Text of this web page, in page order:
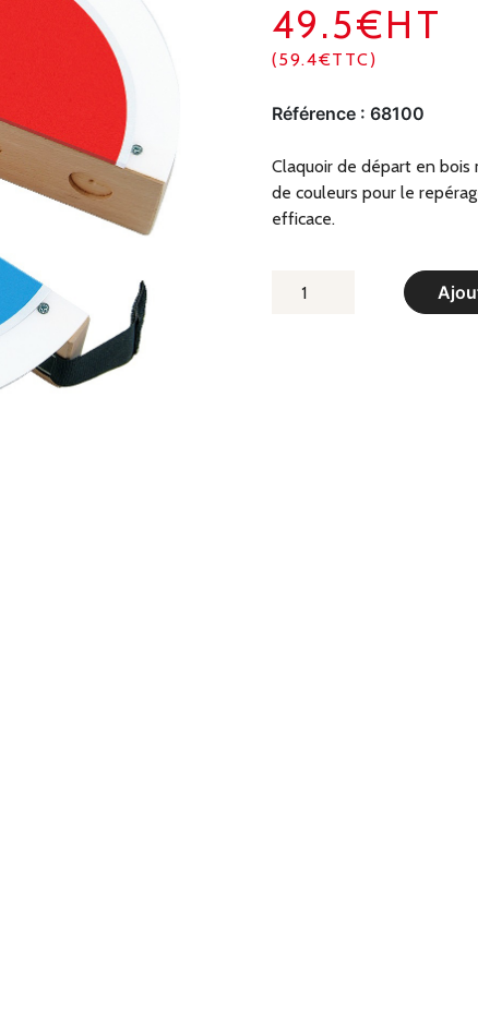
49.5€HT
(59.4€TTC)
Référence : 68100
Claquoir de départ en bois
de couleurs pour le
efficace.
QUANTITÉ